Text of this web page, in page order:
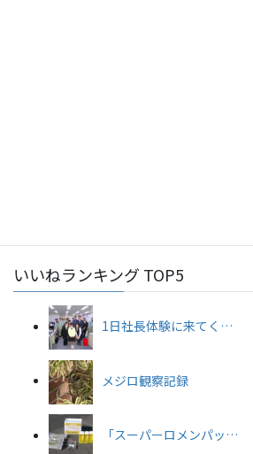
いいねランキング TOP5
1日社長体験に来てく…
メジロ観察記録
「スーパーロメンパッ…